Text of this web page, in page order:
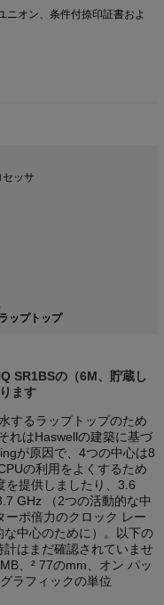
ニオン、条件付捺印証書およ
セッサ
,
ップトップ
SR1BSの（6M、貯蔵し
ます
するラップトップのため
れはHaswellの建築に基づ
が原因で、4つの中心は8
の利用をよくするため
を提供しましたり、3.6
GHz （2つの活動的な中
ーボ倍力のクロック レー
な中心のために）。以下の
はまだ確認されていませ
、² 77のmm、オン パッ
ラフィックの単位